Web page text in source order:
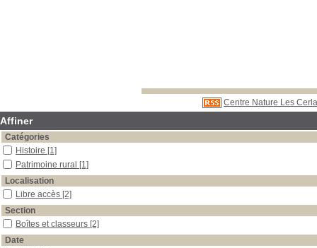
Centre Nature Les
Affiner
Catégories
Histoire [1]
Patrimoine rural [1]
Localisation
Libre accès [2]
Section
Boîtes et classeurs [2]
Date